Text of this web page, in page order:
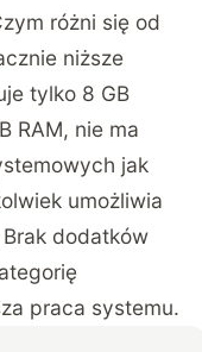
różni się od
niższe
tylko 8 GB
RAM, nie ma
jak
umożliwia
dodatków
praca systemu.